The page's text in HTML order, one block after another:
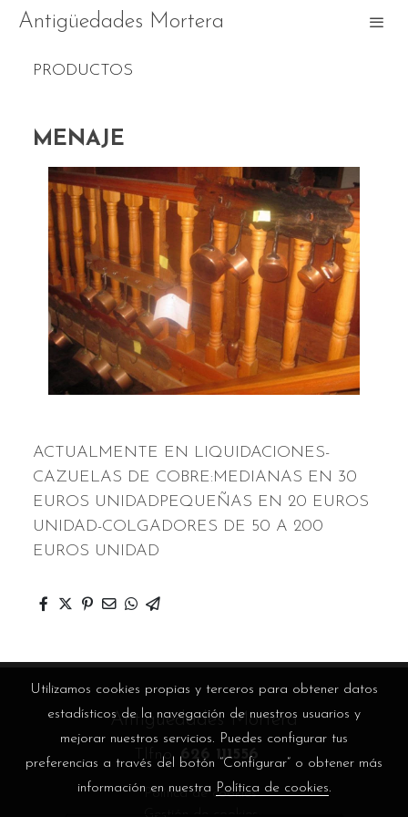
Antigüedades Mortera
PRODUCTOS
MENAJE
ACTUALMENTE EN LIQUIDACIONES-
CAZUELAS DE COBRE:MEDIANAS EN 30
EUROS UNIDADPEQUEÑAS EN 20 EUROS
UNIDAD-COLGADORES DE 50 A 200
EUROS UNIDAD
Antigüedades Mortera
Tlfno. 626 111556
Política de cookies
Utilizamos cookies propias y terceros para obtener datos
estadísticos de la navegación de nuestros usuarios y
mejorar nuestros servicios. Puedes configurar tus
preferencias a través del botón “Configurar” o obtener más
información en nuestra Política de cookies.